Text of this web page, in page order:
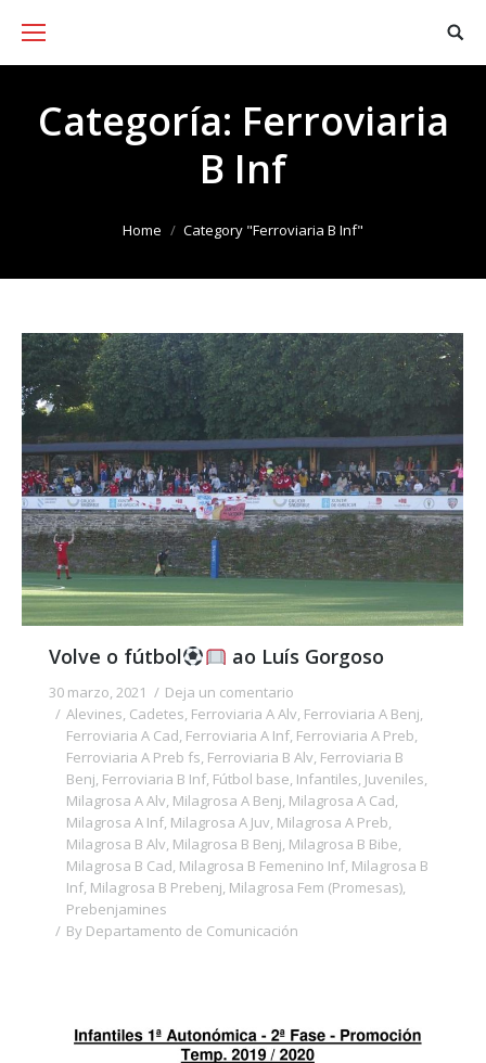
Categoría: Ferroviaria
B Inf
Home Category "Ferroviaria B Inf"
Volve o fútbol ao Luís Gorgoso
30 marzo, 2021
Deja un comentario
Alevines, Cadetes, Ferroviaria A Alv, Ferroviaria A Benj,
Ferroviaria A Cad, Ferroviaria A Inf, Ferroviaria A Preb,
Ferroviaria A Preb fs, Ferroviaria B Alv, Ferroviaria B
Benj, Ferroviaria B Inf, Fútbol base, Infantiles, Juveniles,
Milagrosa A Alv, Milagrosa A Benj, Milagrosa A Cad,
Milagrosa A Inf, Milagrosa A Juv, Milagrosa A Preb,
Milagrosa B Alv, Milagrosa B Benj, Milagrosa B Bibe,
Milagrosa B Cad, Milagrosa B Femenino Inf, Milagrosa B
Inf, Milagrosa B Prebenj, Milagrosa Fem (Promesas),
Prebenjamines
By Departamento de Comunicación